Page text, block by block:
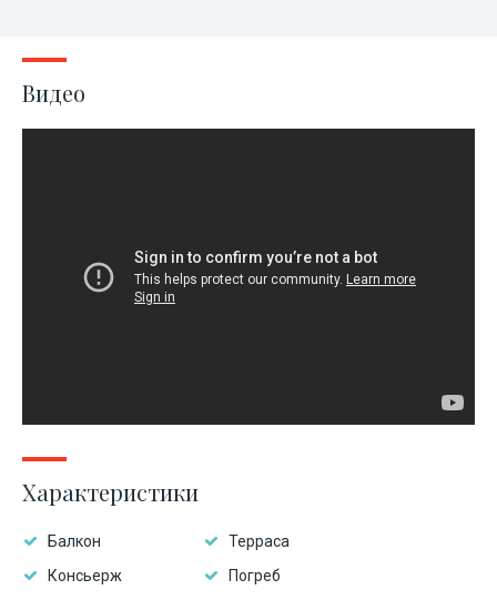
Видео
Характеристики
Балкон
Терраса
Консьерж
Погреб